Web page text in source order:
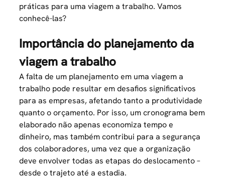
práticas para uma viagem a trabalho. Vamos
conhecê-las?
Importância do planejamento da
viagem a trabalho
A falta de um planejamento em uma viagem a
trabalho pode resultar em desafios significativos
para as empresas, afetando tanto a produtividade
quanto o orçamento. Por isso, um cronograma bem
elaborado não apenas economiza tempo e
dinheiro, mas também contribui para a segurança
dos colaboradores, uma vez que a organização
deve envolver todas as etapas do deslocamento –
desde o trajeto até a estadia.